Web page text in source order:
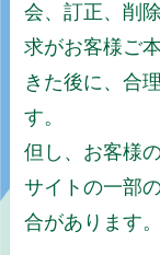
会、訂正、削
求がお客様ご
きた後に、合
す。
但し、お客様
サイトの一部
合があります。